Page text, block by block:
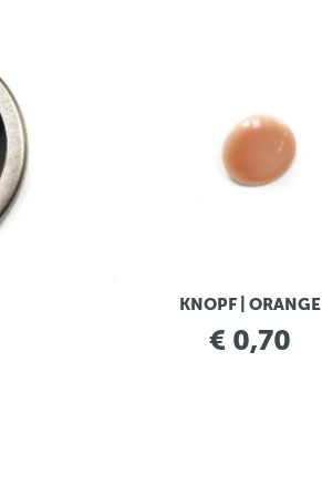
KNOPF | ORANGE
€ 0,70